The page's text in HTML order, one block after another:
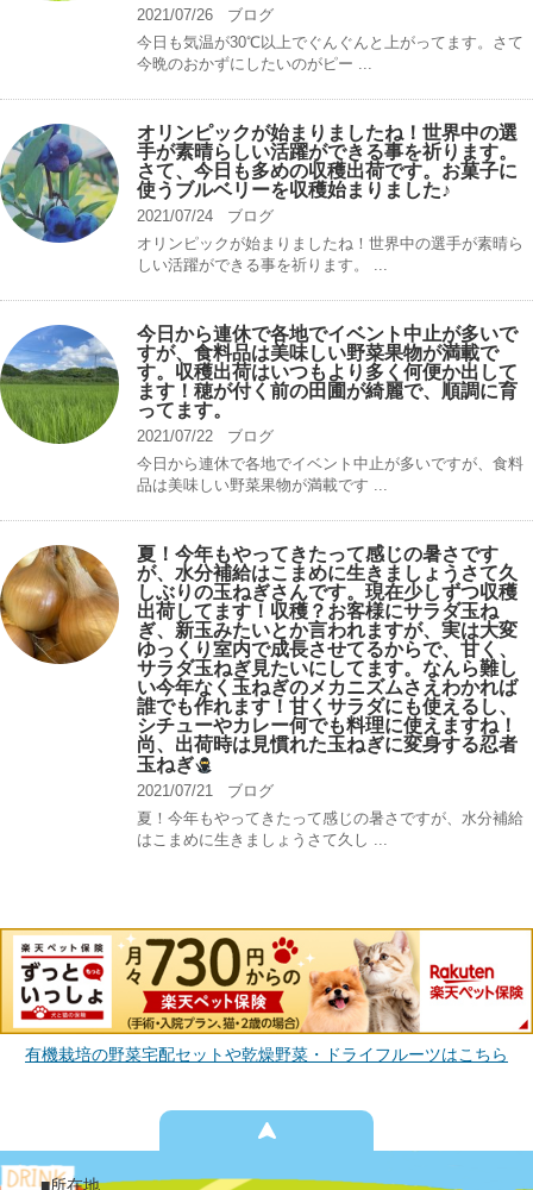
2021/07/26
ブログ
今日も気温が30℃以上でぐんぐんと上がってます。さて
今晩のおかずにしたいのがピー ...
オリンピックが始まりましたね！世界中の選
手が素晴らしい活躍ができる事を祈ります。
さて、今日も多めの収穫出荷です。お菓子に
使うブルベリーを収穫始まりました♪
2021/07/24
ブログ
オリンピックが始まりましたね！世界中の選手が素晴ら
しい活躍ができる事を祈ります。 ...
今日から連休で各地でイベント中止が多いで
すが、食料品は美味しい野菜果物が満載で
す。収穫出荷はいつもより多く何便か出して
ます！穂が付く前の田圃が綺麗で、順調に育
ってます。
2021/07/22
ブログ
今日から連休で各地でイベント中止が多いですが、食料
品は美味しい野菜果物が満載です ...
夏！今年もやってきたって感じの暑さです
が、水分補給はこまめに生きましょうさて久
しぶりの玉ねぎさんです。現在少しずつ収穫
出荷してます！収穫？お客様にサラダ玉ね
ぎ、新玉みたいとか言われますが、実は大変
ゆっくり室内で成長させてるからで、甘く、
サラダ玉ねぎ見たいにしてます。なんら難し
い今年なく玉ねぎのメカニズムさえわかれば
誰でも作れます！甘くサラダにも使えるし、
シチューやカレー何でも料理に使えますね！
尚、出荷時は見慣れた玉ねぎに変身する忍者
玉ねぎ
2021/07/21
ブログ
夏！今年もやってきたって感じの暑さですが、水分補給
はこまめに生きましょうさて久し ...
有機栽培の野菜宅配セットや乾燥野菜・ドライフルーツはこちら
■所在地